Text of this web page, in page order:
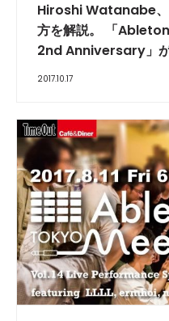
Hiroshi Watanabe
方を解説。 「
2nd Anniversary」
2017.10.17